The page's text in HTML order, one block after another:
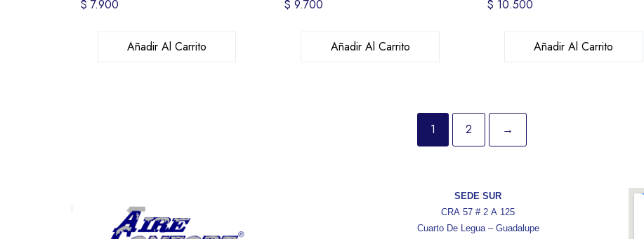
$ 7.900
Añadir Al Carrito
$ 9.700
Añadir Al Carrito
$ 10.500
Añadir Al Carrito
1 2 →
SEDE SUR
CRA 57 # 2 A 125
Cuarto De Legua – Guadalupe